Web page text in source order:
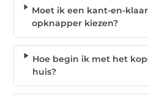
Moet ik een kant-en-
opknapper kiezen?
Hoe begin ik met het
huis?